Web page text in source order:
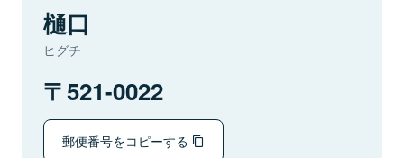
樋口
ヒグチ
521-0022
郵便番号をコピーする